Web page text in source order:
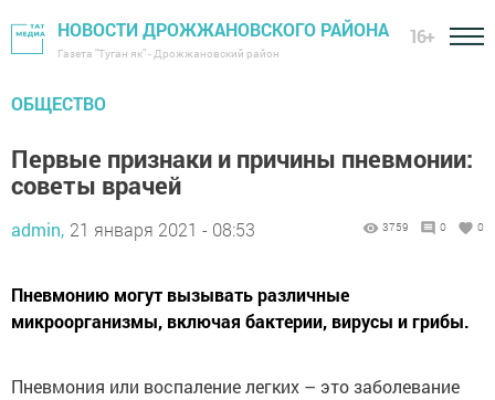
НОВОСТИ ДРОЖЖАНОВСКОГО РАЙОНА
Газета "Туган як" - Дрожжановский район
16+
ОБЩЕСТВО
Первые признаки и причины пневмонии:
советы врачей
admin, 21 января 2021 - 08:53 3759 0 0
Пневмонию могут вызывать различные
микроорганизмы, включая бактерии, вирусы и грибы.
Пневмония или воспаление легких – это заболевание